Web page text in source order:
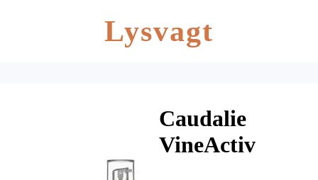
Lysvagt
Caudalie
VineActiv